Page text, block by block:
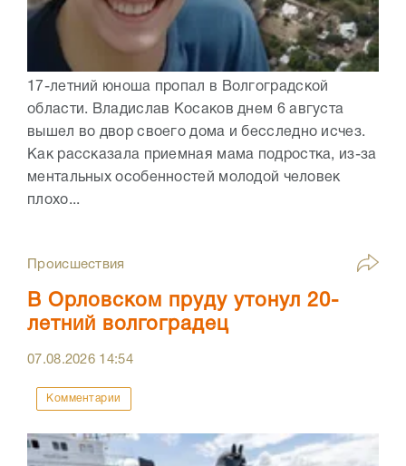
17-летний юноша пропал в Волгоградской
области. Владислав Косаков днем 6 августа
вышел во двор своего дома и бесследно исчез.
Как рассказала приемная мама подростка, из-за
ментальных особенностей молодой человек
плохо...
Происшествия
В Орловском пруду утонул 20-
летний волгоградец
07.08.2026 14:54
Комментарии